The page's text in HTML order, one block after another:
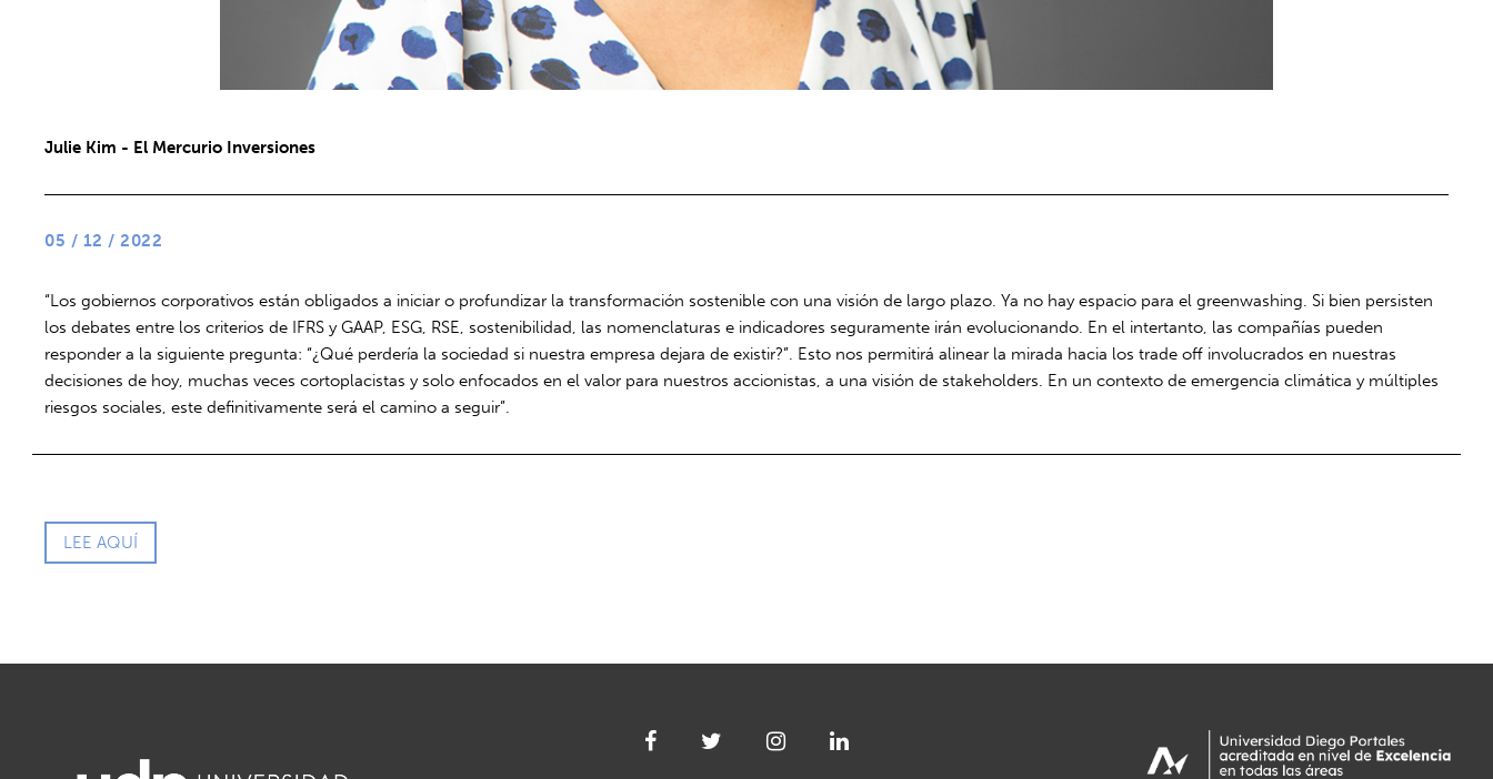
Julie Kim - El Mercurio Inversiones
05 / 12 / 2022
“Los gobiernos corporativos están obligados a iniciar o profundizar la transformación sostenible con una visión de largo plazo. Ya no hay espacio para el greenwashing. Si bien persisten
los debates entre los criterios de IFRS y GAAP, ESG, RSE, sostenibilidad, las nomenclaturas e indicadores seguramente irán evolucionando. En el intertanto, las compañías pueden
responder a la siguiente pregunta: “¿Qué perdería la sociedad si nuestra empresa dejara de existir?”. Esto nos permitirá alinear la mirada hacia los trade off involucrados en nuestras
decisiones de hoy, muchas veces cortoplacistas y solo enfocados en el valor para nuestros accionistas, a una visión de stakeholders. En un contexto de emergencia climática y múltiples
riesgos sociales, este definitivamente será el camino a seguir”.
LEE AQUÍ